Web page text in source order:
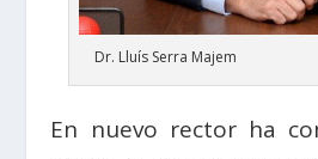
Dr. Lluís Serra Majem
En nuevo rector ha